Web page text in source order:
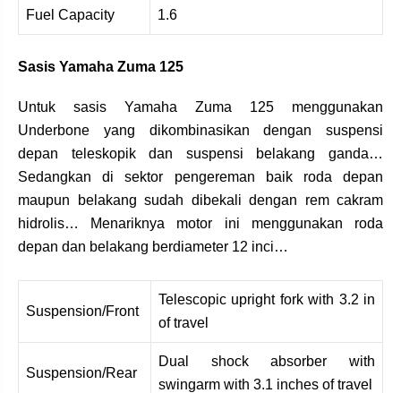
Fuel Capacity 1.6
Sasis Yamaha Zuma 125
Untuk sasis Yamaha Zuma 125 menggunakan
Underbone yang dikombinasikan dengan suspensi
depan teleskopik dan suspensi belakang ganda…
Sedangkan di sektor pengereman baik roda depan
maupun belakang sudah dibekali dengan rem cakram
hidrolis… Menariknya motor ini menggunakan roda
depan dan belakang berdiameter 12 inci…
Suspension/Front
Telescopic upright fork with 3.2 in
of travel
Suspension/Rear
Dual shock absorber with
swingarm with 3.1 inches of travel